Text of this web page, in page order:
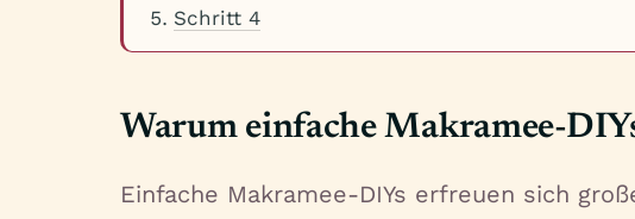
Schritt 4
Warum einfache Makramee-
Einfache Makramee-DIYs erfreuen sich